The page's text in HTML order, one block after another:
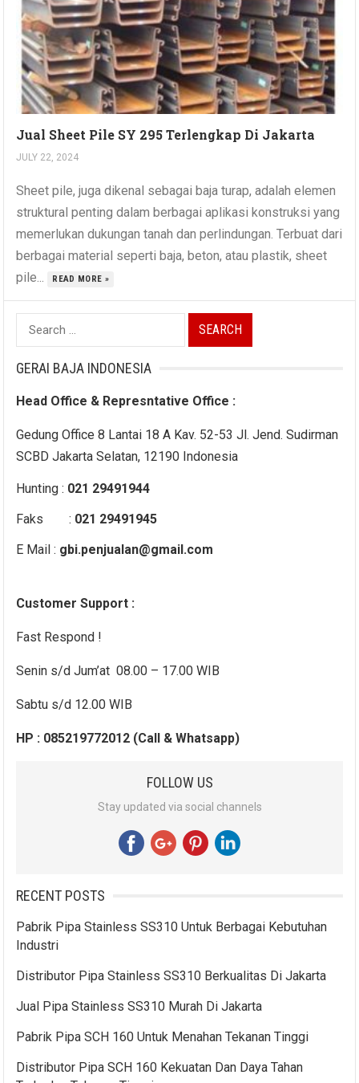
Jual Sheet Pile SY 295 Terlengkap Di Jakarta
JULY 22, 2024
Sheet pile, juga dikenal sebagai baja turap, adalah elemen
struktural penting dalam berbagai aplikasi konstruksi yang
memerlukan dukungan tanah dan perlindungan. Terbuat dari
berbagai material seperti baja, beton, atau plastik, sheet
pile...
READ MORE »
Search
for:
GERAI BAJA INDONESIA
Head Office & Represntative Office :
Gedung Office 8 Lantai 18 A Kav. 52-53 Jl. Jend. Sudirman
SCBD Jakarta Selatan, 12190 Indonesia
Hunting : 021 29491944
Faks : 021 29491945
E Mail : gbi.penjualan@gmail.com
Customer Support :
Fast Respond !
Senin s/d Jum’at 08.00 – 17.00 WIB
Sabtu s/d 12.00 WIB
HP : 085219772012 (Call & Whatsapp)
FOLLOW US
Stay updated via social channels
RECENT POSTS
Pabrik Pipa Stainless SS310 Untuk Berbagai Kebutuhan
Industri
Distributor Pipa Stainless SS310 Berkualitas Di Jakarta
Jual Pipa Stainless SS310 Murah Di Jakarta
Pabrik Pipa SCH 160 Untuk Menahan Tekanan Tinggi
Distributor Pipa SCH 160 Kekuatan Dan Daya Tahan